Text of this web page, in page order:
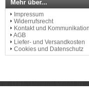
Mehr über...
Impressum
Widerrufsrecht
Kontakt und Kommunikation
AGB
Liefer- und Versandkosten
Cookies und Datenschutz